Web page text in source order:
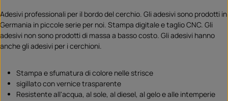
Adesivi professionali per il bordo del cerchio. Gli adesivi sono prodotti in
Germania in piccole serie per noi. Stampa digitale e taglio CNC. Gli
adesivi non sono prodotti di massa a basso costo. Gli adesivi hanno
anche gli adesivi per i cerchioni.
Stampa e sfumatura di colore nelle strisce
sigillato con vernice trasparente
Resistente all'acqua, al sole, al diesel, al gelo e alle intemperie